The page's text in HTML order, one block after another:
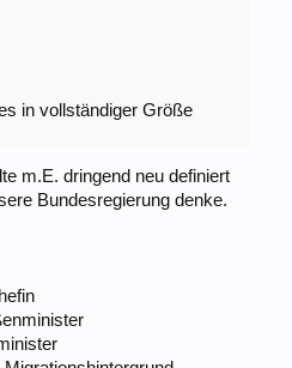
in vollständiger Größe
m.E. dringend neu definiert
Bundesregierung denke.